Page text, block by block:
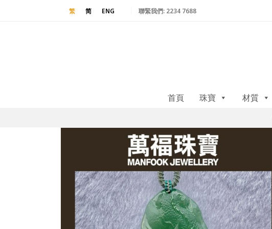
繁 简 ENG 聯緊我們: 2234 7688
首頁 珠寶 材質